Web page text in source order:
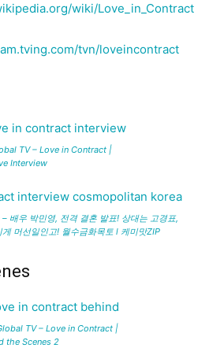
wiki/Love_in_Contract
tvn/loveincontract
TV – Love in Contract |
Interview
배우 박민영, 전격 결혼 발표! 상대는 고경표,
머선일인고! 월수금화목토 l 케미맛ZIP
TV – Love in Contract |
the Scenes 2